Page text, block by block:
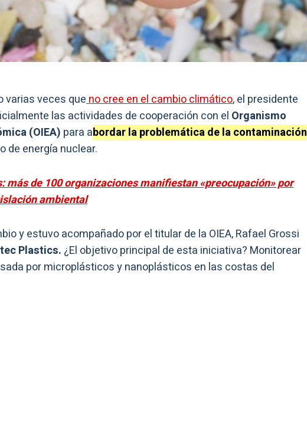
varias veces queno cree en el cambio climático, el presidente
las actividades de cooperación con el Organismo
(OIEA) para abordar la problemática de la contaminación
de energía nuclear.
más de 100 organizaciones manifiestan «preocupación» por
ambiental
y estuvo acompañado por el titular de la OIEA, Rafael Grossi
Plastics. ¿El objetivo principal de esta iniciativa? Monitorear
por microplásticos y nanoplásticos en las costas del